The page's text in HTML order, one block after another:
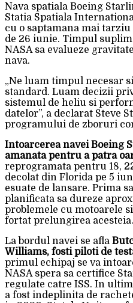
Nava spatiala Boeing
Statia Spatiala
cu o saptamana mai
de 26 iunie. Timpul
NASA sa evalueze
nava.
„Ne luam timpul necesar
standard. Luam decizii
sistemul de heliu si
datelor”, a declarat Steve
programului de zboruri
Intoarcerea navei Boeing
amanata pentru a patra
reprogramata pentru 18,
decolat din Florida pe 5
esuate de lansare. Prima
planificata sa dureze
problemele cu motoarele
fortat prelungirea acesteia.
La bordul navei se afla
Williams, fosti piloti de
primul echipaj se va
NASA spera sa certifice
regulate catre ISS. In
a fost indeplinita de